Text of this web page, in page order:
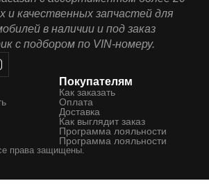
и качественных запчастей для
в наличии и под заказ
с подбором по VIN-номеру.
Покупателям
Как заказать
Оплата
Доставка
Как выглядит заказ
Программа лояльности
Программа лояльности
права защищены.